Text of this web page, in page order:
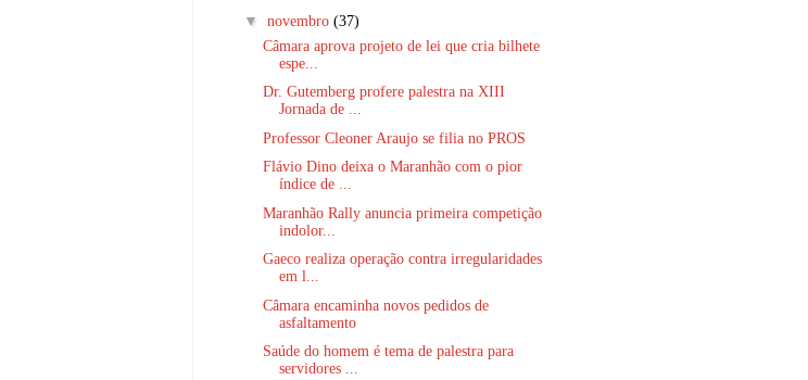
▼ novembro (37)
Câmara aprova projeto de lei que cria bilhete
espe...
Dr. Gutemberg profere palestra na XIII
Jornada de ...
Professor Cleoner Araujo se filia no PROS
Flávio Dino deixa o Maranhão com o pior
índice de ...
Maranhão Rally anuncia primeira competição
indolor...
Gaeco realiza operação contra irregularidades
em l...
Câmara encaminha novos pedidos de
asfaltamento
Saúde do homem é tema de palestra para
servidores ...